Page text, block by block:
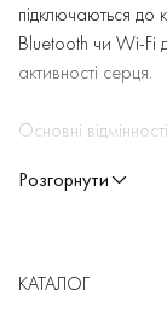
підключаються
Bluetooth чи Wi-Fi
активності серця.
Основні
Відсутність
Розгорнути
КАТАЛОГ